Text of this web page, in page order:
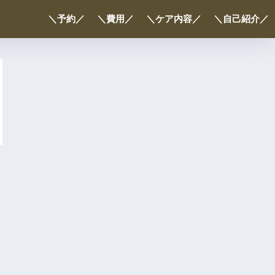
＼予約／ ＼費用／ ＼ケア内容／ ＼自己紹介／